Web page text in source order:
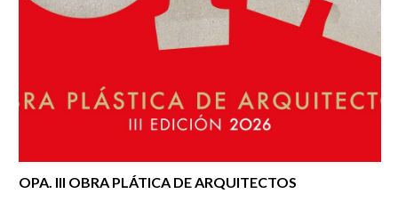
OPA. III OBRA PLÁTICA DE ARQUITECTOS